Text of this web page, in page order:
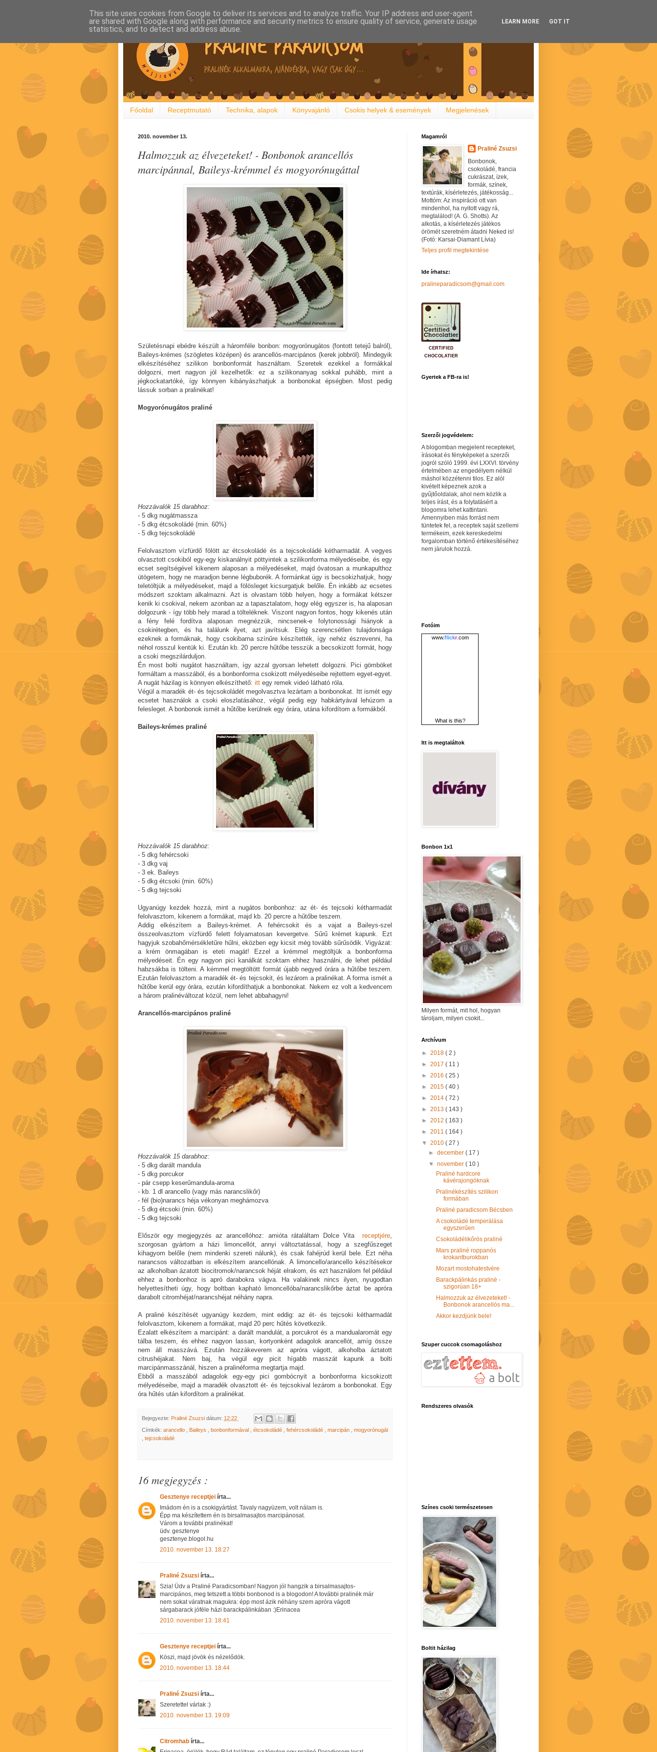
Főoldal Receptmutató Technika, alapok Könyvajánló Csokis helyek & események Megjelenések
2010. november 13.
Halmozzuk az élvezeteket! - Bonbonok arancellós
marcipánnal, Baileys-krémmel és mogyorónugáttal
Születésnapi ebédre készült a háromféle bonbon: mogyorónugátos (fontott tetejű balról),
Baileys-krémes (szögletes középen) és arancellós-marcipános (kerek jobbról). Mindegyik
elkészítéséhez szilikon bonbonformát használtam. Szeretek ezekkel a formákkal
dolgozni, mert nagyon jól kezelhetők: ez a szilikonanyag sokkal puhább, mint a
jégkockatartóké, így könnyen kibányászhatjuk a bonbonokat épségben. Most pedig
lássuk sorban a pralinékat!
Mogyorónugátos praliné
Hozzávalók 15 darabhoz:
- 5 dkg nugátmassza
- 5 dkg étcsokoládé (min. 60%)
- 5 dkg tejcsokoládé
Felolvasztom vízfürdő fölött az étcsokoládé és a tejcsokoládé kétharmadát. A vegyes
olvasztott csokiból egy-egy kiskanálnyit pöttyintek a szilikonforma mélyedéseibe, és egy
ecset segítségével kikenem alaposan a mélyedéseket, majd óvatosan a munkapulthoz
ütögetem, hogy ne maradjon benne légbuborék. A formánkat úgy is becsokizhatjuk, hogy
teletöltjük a mélyedéseket, majd a fölösleget kicsurgatjuk belőle. Én inkább az ecsetes
módszert szoktam alkalmazni. Azt is olvastam több helyen, hogy a formákat kétszer
kenik ki csokival, nekem azonban az a tapasztalatom, hogy elég egyszer is, ha alaposan
dolgozunk - így több hely marad a tölteléknek. Viszont nagyon fontos, hogy kikenés után
a fény felé fordítva alaposan megnézzük, nincsenek-e folytonossági hiányok a
csokirétegben, és ha találunk ilyet, azt javítsuk. Elég szerencsétlen tulajdonsága
ezeknek a formáknak, hogy csokibarna színűre készítették, így nehéz észrevenni, ha
néhol rosszul kentük ki. Ezután kb. 20 percre hűtőbe tesszük a becsokizott formát, hogy
a csoki megszilárduljon.
Én most bolti nugátot használtam, így azzal gyorsan lehetett dolgozni. Pici gömböket
formáltam a masszából, és a bonbonforma csokizott mélyedéseibe rejtettem egyet-egyet.
A nugát házilag is könnyen elkészíthető: itt egy remek videó látható róla.
Végül a maradék ét- és tejcsokoládét megolvasztva lezártam a bonbonokat. Itt ismét egy
ecsetet használok a csoki eloszlatásához, végül pedig egy habkártyával lehúzom a
felesleget. A bonbonok ismét a hűtőbe kerülnek egy órára, utána kifordítom a formákból.
Baileys-krémes praliné
Hozzávalók 15 darabhoz:
- 5 dkg fehércsoki
- 3 dkg vaj
- 3 ek. Baileys
- 5 dkg étcsoki (min. 60%)
- 5 dkg tejcsoki
Ugyanúgy kezdek hozzá, mint a nugátos bonbonhoz: az ét- és tejcsoki kétharmadát
felolvasztom, kikenem a formákat, majd kb. 20 percre a hűtőbe teszem.
Addig elkészítem a Baileys-krémet. A fehércsokit és a vajat a Baileys-szel
összeolvasztom vízfürdő felett folyamatosan kevergetve. Sűrű krémet kapunk. Ezt
hagyjuk szobahőmérsékletűre hűlni, eközben egy kicsit még tovább sűrűsödik. Vigyázat:
a krém önmagában is eteti magát! Ezzel a krémmel megtöltjük a bonbonforma
mélyedéseit. Én egy nagyon pici kanálkát szoktam ehhez használni, de lehet például
habzsákba is tölteni. A kémmel megtöltött formát újabb negyed órára a hűtőbe teszem.
Ezután felolvasztom a maradék ét- és tejcsokit, és lezárom a pralinékat. A forma ismét a
hűtőbe kerül egy órára, ezután kifordíthatjuk a bonbonokat. Nekem ez volt a kedvencem
a három pralinéváltozat közül, nem lehet abbahagyni!
Arancellós-marcipános praliné
Hozzávalók 15 darabhoz:
- 5 dkg darált mandula
- 5 dkg porcukor
- pár csepp keserűmandula-aroma
- kb. 1 dl arancello (vagy más narancslikőr)
- fél (bio)narancs héja vékonyan meghámozva
- 5 dkg étcsoki (min. 60%)
- 5 dkg tejcsoki
Először egy megjegyzés az arancellóhoz: amióta rátaláltam Dolce Vita receptjére,
szorgosan gyártom a házi limoncellót, annyi változtatással, hogy a szegfűszeget
kihagyom belőle (nem mindenki szereti nálunk), és csak fahéjrúd kerül bele. Ezt néha
narancsos változatban is elkészítem arancellónak. A limoncello/arancello készítésekor
az alkoholban ázatott biocitromok/narancsok héját elrakom, és ezt használom fel például
ehhez a bonbonhoz is apró darabokra vágva. Ha valakinek nincs ilyen, nyugodtan
helyettesítheti úgy, hogy boltban kapható limoncellóba/narancslikőrbe áztat be apróra
darabolt citromhéjat/narancshéjat néhány napra.
A praliné készítését ugyanúgy kezdem, mint eddig: az ét- és tejcsoki kétharmadát
felolvasztom, kikenem a formákat, majd 20 perc hűtés következik.
Ezalatt elkészítem a marcipánt: a darált mandulát, a porcukrot és a mandualaromát egy
tálba teszem, és ehhez nagyon lassan, kortyonként adagolok arancellót, amíg össze
nem áll masszává. Ezután hozzákeverem az apróra vágott, alkoholba áztatott
citrushéjakat. Nem baj, ha végül egy picit hígabb masszát kapunk a bolti
marcipánmasszánál, hiszen a pralinéforma megtartja majd.
Ebből a masszából adagolok egy-egy pici gombócnyit a bonbonforma kicsokizott
mélyedéseibe, majd a maradék olvasztott ét- és tejcsokival lezárom a bonbonokat. Egy
óra hűtés után kifordítom a pralinékat.
Bejegyezte: Praliné Zsuzsi dátum: 12:22
Címkék: arancello Baileys bonbonformával étcsokoládé fehércsokoládé marcipán
mogyorónugát
tejcsokoládé
16 megjegyzés :
Gesztenye receptjei írta...
Imádom én is a csokigyártást. Tavaly nagyüzem, volt nálam is.
Épp ma készítettem én is birsalmasajtos marcipánosat.
Várom a további pralinékat!
üdv. gesztenye
gesztenye.blogol.hu
2010. november 13. 18:27
Praliné Zsuzsi írta...
Szia! Üdv a Praliné Paradicsomban! Nagyon jól hangzik a birsalmasajtos-
marcipános, meg tetszett a többi bonbonod is a blogodon! A további pralinék már
nem sokat váratnak magukra: épp most ázik néhány szem apróra vágott
sárgabarack jóféle házi barackpálinkában :)Erinacea
2010. november 13. 18:41
Gesztenye receptjei írta...
Köszi, majd jövök és nézelődök.
2010. november 13. 18:44
Praliné Zsuzsi írta...
Szeretettel várlak :)
2010. november 13. 19:09
Citromhab írta...
Magamról
Praliné Zsuzsi
Bonbonok,
csokoládé, francia
cukrászat, ízek,
formák, színek,
textúrák, kísérletezés, játékosság...
Mottóm: Az inspiráció ott van
mindenhol, ha nyitott vagy rá,
megtalálod! (A. G. Shotts). Az
alkotás, a kísérletezés játékos
örömét szeretném átadni Neked is!
(Fotó: Karsai-Diamant Lívia)
Teljes profil megtekintése
Ide írhatsz:
pralineparadicsom@gmail.com
CERTIFIED
CHOCOLATIER
Gyertek a FB-ra is!
Szerzői jogvédelem:
A blogomban megjelent recepteket,
írásokat és fényképeket a szerzői
jogról szóló 1999. évi LXXVI. törvény
értelmében az engedélyem nélkül
máshol közzétenni tilos. Ez alól
kivételt képeznek azok a
gyűjtőoldalak, ahol nem közlik a
teljes írást, és a folytatásért a
blogomra lehet kattintani.
Amennyiben más forrást nem
tüntetek fel, a receptek saját szellemi
termékeim, ezek kereskedelmi
forgalomban történő értékesítéséhez
nem járulok hozzá.
Fotóim
www.flickr.com
What is this?
Itt is megtaláltok
Bonbon 1x1
Milyen formát, mit hol, hogyan
tároljam, milyen csokit...
Archívum
► 2018 ( 2 )
► 2017 ( 11 )
► 2016 ( 25 )
► 2015 ( 40 )
► 2014 ( 72 )
► 2013 ( 143 )
► 2012 ( 163 )
► 2011 ( 164 )
▼ 2010 ( 27 )
►december( 17 )
▼november( 10 )
Praliné hardcore
kávérajongóknak
Pralinékészítés szilikon
formában
Praliné paradicsom Bécsben
A csokoládé temperálása
egyszerűen
Csokoládélikőrös praliné
Mars praliné roppanós
krokantburokban
Mozart mostohatestvére
Barackpálinkás praliné -
szigorúan 18+
Halmozzuk az élvezeteket! -
Bonbonok arancellós ma...
Akkor kezdjünk bele!
Szuper cuccok csomagoláshoz
Rendszeres olvasók
Színes csoki természetesen
Boltit házilag
This site uses cookies from Google to deliver its services and to analyze traffic. Your IP address and user-agent
are shared with Google along with performance and security metrics to ensure quality of service, generate usage
statistics, and to detect and address abuse.
LEARN MORE GOT IT